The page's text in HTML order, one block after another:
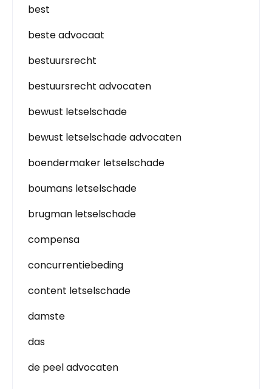
best
beste advocaat
bestuursrecht
bestuursrecht advocaten
bewust letselschade
bewust letselschade advocaten
boendermaker letselschade
boumans letselschade
brugman letselschade
compensa
concurrentiebeding
content letselschade
damste
das
de peel advocaten